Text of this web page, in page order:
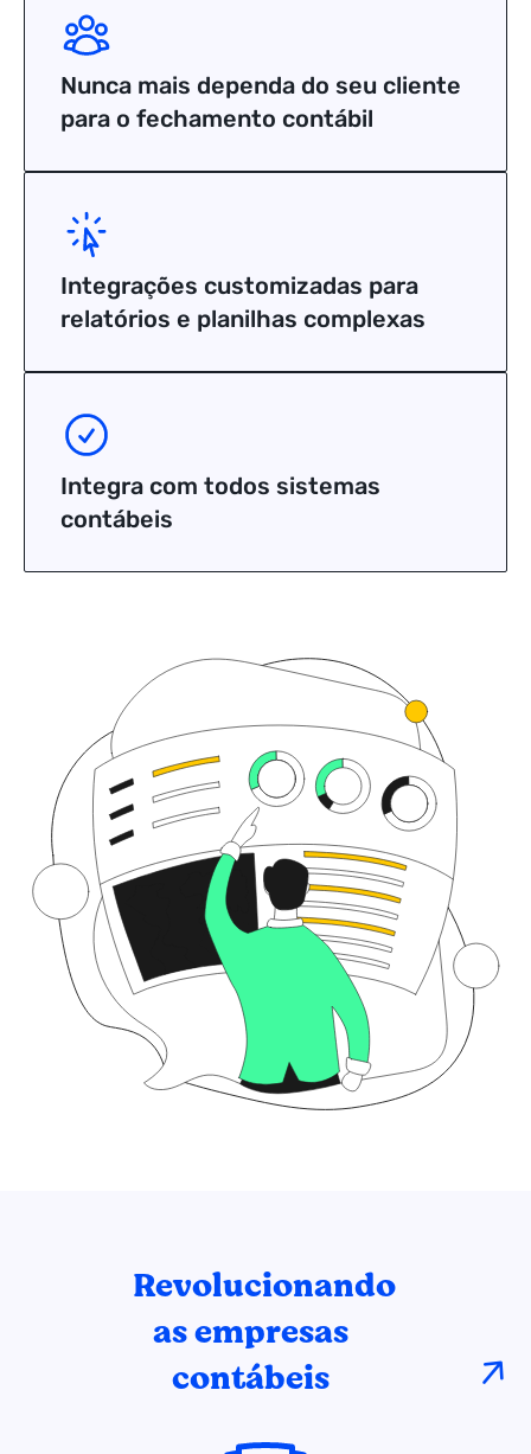
Nunca mais dependa do seu cliente
para o fechamento contábil
Integrações customizadas para
relatórios e planilhas complexas
Integra com todos sistemas
contábeis
Revolucionando
as empresas
contábeis